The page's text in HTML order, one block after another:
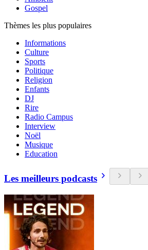
Gospel
Thèmes les plus populaires
Informations
Culture
Sports
Politique
Religion
Enfants
DJ
Rire
Radio Campus
Interview
Noël
Musique
Education
Les meilleurs podcasts